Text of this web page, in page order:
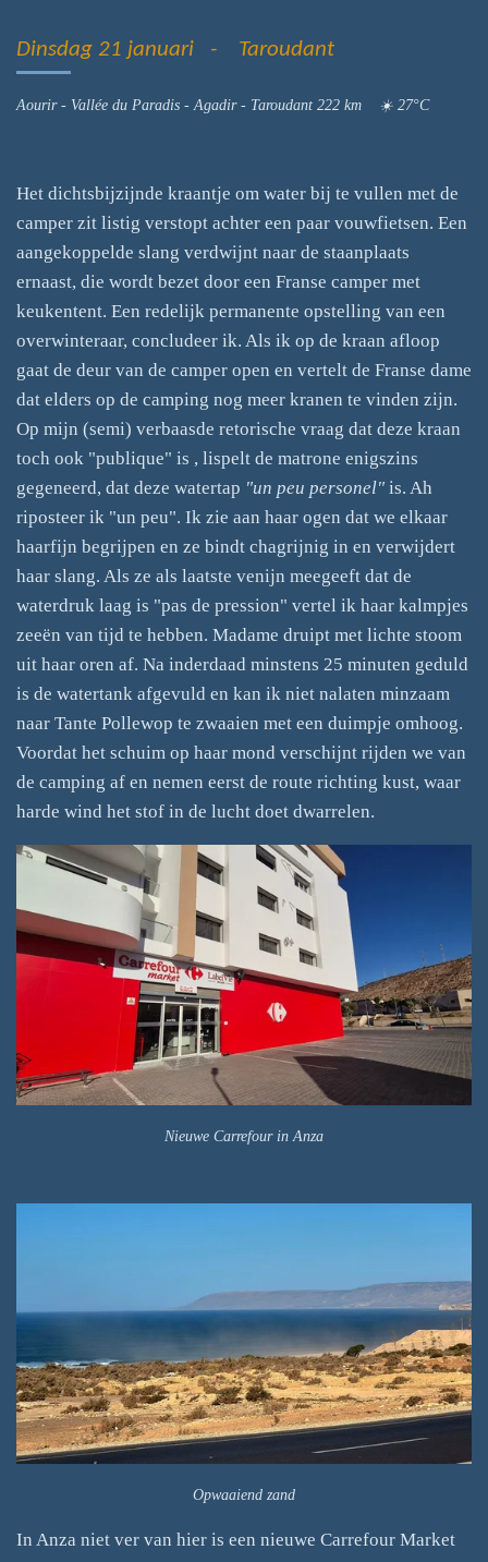
Dinsdag 21 januari - Taroudant
Aourir - Vallée du Paradis - Agadir - Taroudant 222 km ☀️ 27°C
Het dichtsbijzijnde kraantje om water bij te vullen met de
camper zit listig verstopt achter een paar vouwfietsen. Een
aangekoppelde slang verdwijnt naar de staanplaats
ernaast, die wordt bezet door een Franse camper met
keukentent. Een redelijk permanente opstelling van een
overwinteraar, concludeer ik. Als ik op de kraan afloop
gaat de deur van de camper open en vertelt de Franse dame
dat elders op de camping nog meer kranen te vinden zijn.
Op mijn (semi) verbaasde retorische vraag dat deze kraan
toch ook "publique" is , lispelt de matrone enigszins
gegeneerd, dat deze watertap "un peu personel" is. Ah
riposteer ik "un peu". Ik zie aan haar ogen dat we elkaar
haarfijn begrijpen en ze bindt chagrijnig in en verwijdert
haar slang. Als ze als laatste venijn meegeeft dat de
waterdruk laag is "pas de pression" vertel ik haar kalmpjes
zeeën van tijd te hebben. Madame druipt met lichte stoom
uit haar oren af. Na inderdaad minstens 25 minuten geduld
is de watertank afgevuld en kan ik niet nalaten minzaam
naar Tante Pollewop te zwaaien met een duimpje omhoog.
Voordat het schuim op haar mond verschijnt rijden we van
de camping af en nemen eerst de route richting kust, waar
harde wind het stof in de lucht doet dwarrelen.
Nieuwe Carrefour in Anza
Opwaaiend zand
In Anza niet ver van hier is een nieuwe Carrefour Market